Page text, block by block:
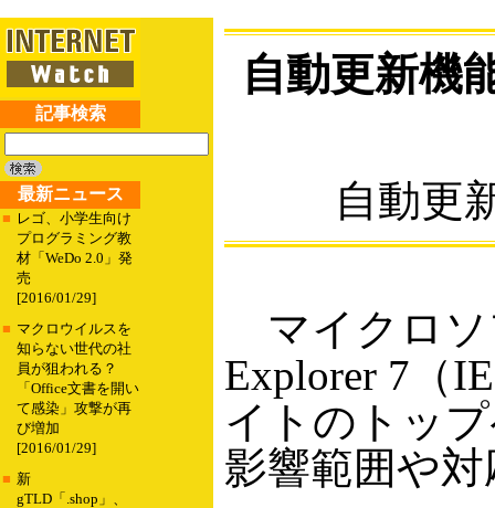
記事検索
最新ニュース
■ レゴ、小学生向け
プログラミング教
材「WeDo 2.0」発
売
[2016/01/29]
■ マクロウイルスを
知らない世代の社
員が狙われる？
「Office文書を開い
て感染」攻撃が再
び増加
[2016/01/29]
■ 新
gTLD「.shop」、
自動更新機
自動更
マイクロソ
Explorer 7（
イトのトッ
影響範囲や